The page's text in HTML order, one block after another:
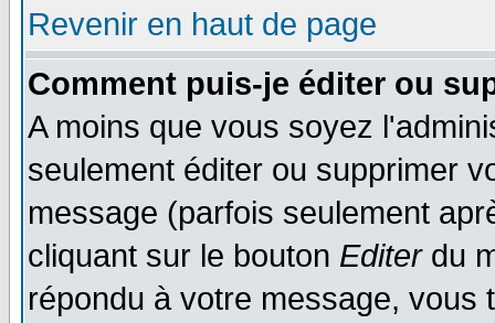
Revenir en haut de page
Comment puis-je éditer ou
A moins que vous soyez
seulement éditer ou supprimer
message (parfois seulement
cliquant sur le bouton Editerdu
répondu à votre message, vous